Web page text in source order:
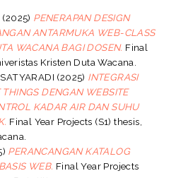
(2025) PENERAPAN DESIGN
ANTARMUKA WEB-CLASS
WACANA BAGI DOSEN. Final
Kristen Duta Wacana.
(2025) INTEGRASI
DENGAN WEBSITE
KADAR AIR DAN SUHU
Final Year Projects (S1) thesis,
PERANCANGAN KATALOG
WEB. Final Year Projects